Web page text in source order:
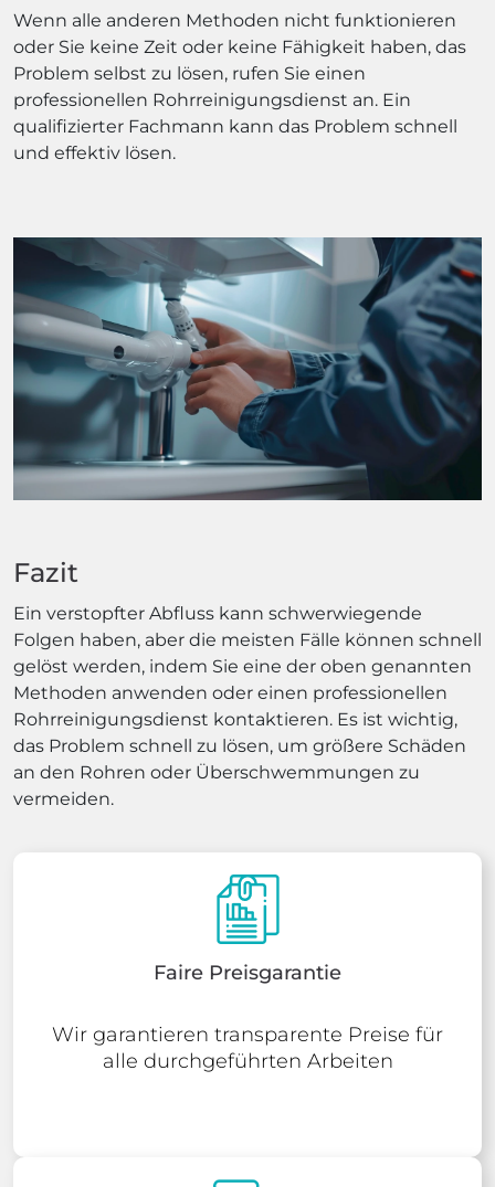
Wenn alle anderen Methoden nicht funktionieren
oder Sie keine Zeit oder keine Fähigkeit haben, das
Problem selbst zu lösen, rufen Sie einen
professionellen Rohrreinigungsdienst an. Ein
qualifizierter Fachmann kann das Problem schnell
und effektiv lösen.
Fazit
Ein verstopfter Abfluss kann schwerwiegende
Folgen haben, aber die meisten Fälle können schnell
gelöst werden, indem Sie eine der oben genannten
Methoden anwenden oder einen professionellen
Rohrreinigungsdienst kontaktieren. Es ist wichtig,
das Problem schnell zu lösen, um größere Schäden
an den Rohren oder Überschwemmungen zu
vermeiden.
Faire Preisgarantie
Wir garantieren transparente Preise für
alle durchgeführten Arbeiten